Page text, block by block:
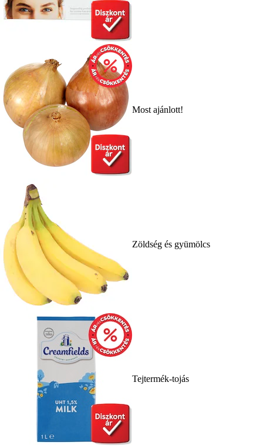
Most ajánlott!
Zöldség és gyümölcs
Tejtermék-tojás